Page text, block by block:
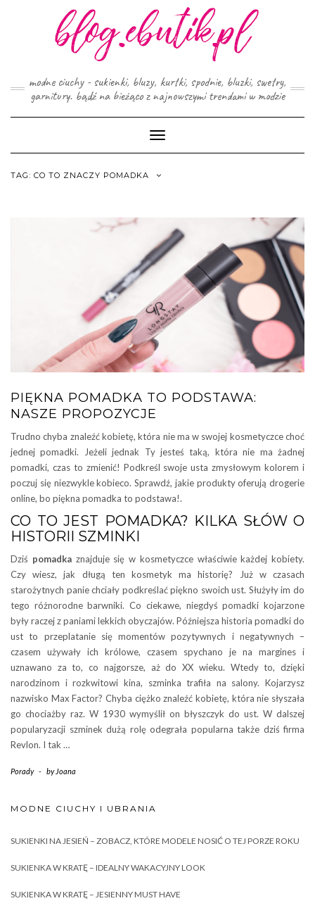
modne ciuchy - sukienki, bluzy, kurtki, spodnie, bluzki, swetry,
garnitury. bądź na bieżąco z najnowszymi trendami w modzie
Toggle
Navigation
TAG: CO TO ZNACZY POMADKA
PIĘKNA POMADKA TO PODSTAWA:
NASZE PROPOZYCJE
Trudno chyba znaleźć kobietę, która nie ma w swojej kosmetyczce choć
jednej pomadki. Jeżeli jednak Ty jesteś taką, która nie ma żadnej
pomadki, czas to zmienić! Podkreśl swoje usta zmysłowym kolorem i
poczuj się niezwykle kobieco. Sprawdź, jakie produkty oferują drogerie
online, bo piękna pomadka to podstawa!.
CO TO JEST POMADKA? KILKA SŁÓW O
HISTORII SZMINKI
Dziś pomadkaznajduje się w kosmetyczce właściwie każdej kobiety.
Czy wiesz, jak długą ten kosmetyk ma historię? Już w czasach
starożytnych panie chciały podkreślać piękno swoich ust. Służyły im do
tego różnorodne barwniki. Co ciekawe, niegdyś pomadki kojarzone
były raczej z paniami lekkich obyczajów. Późniejsza historia pomadki do
ust to przeplatanie się momentów pozytywnych i negatywnych –
czasem używały ich królowe, czasem spychano je na margines i
uznawano za to, co najgorsze, aż do XX wieku. Wtedy to, dzięki
narodzinom i rozkwitowi kina, szminka trafiła na salony. Kojarzysz
nazwisko Max Factor? Chyba ciężko znaleźć kobietę, która nie słyszała
go chociażby raz. W 1930 wymyślił on błyszczyk do ust. W dalszej
popularyzacji szminek dużą rolę odegrała popularna także dziś firma
Revlon. I tak …
Porady - by Joana
MODNE CIUCHY I UBRANIA
SUKIENKI NA JESIEŃ – ZOBACZ, KTÓRE MODELE NOSIĆ O TEJ PORZE ROKU
SUKIENKA W KRATĘ – IDEALNY WAKACYJNY LOOK
SUKIENKA W KRATĘ – JESIENNY MUST HAVE